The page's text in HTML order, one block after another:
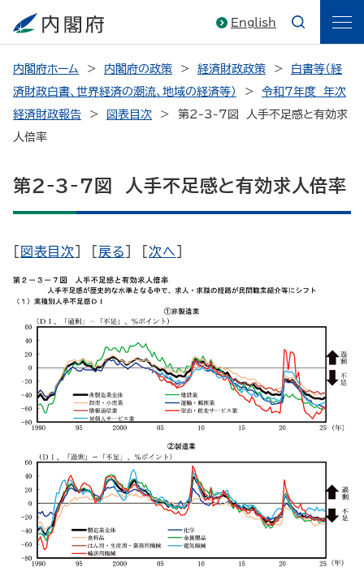
English
内閣府ホーム 内閣府の政策 経済財政政策
白書等（経
済財政白書、世界経済の潮流、地域の経済等）
令和7年度 年次
経済財政報告
図表目次 > 第2-3-7図 人手不足感と有効求
人倍率
第2-3-7図 人手不足感と有効求人倍率
図表目次 戻る ] [次へ